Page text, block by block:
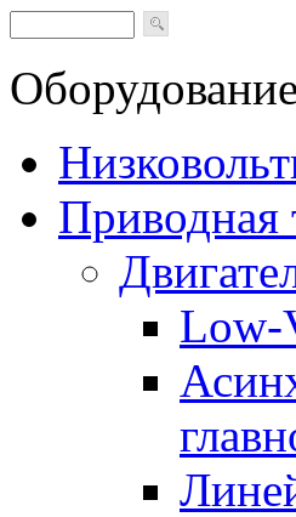
Оборудование
Приводная
Low-